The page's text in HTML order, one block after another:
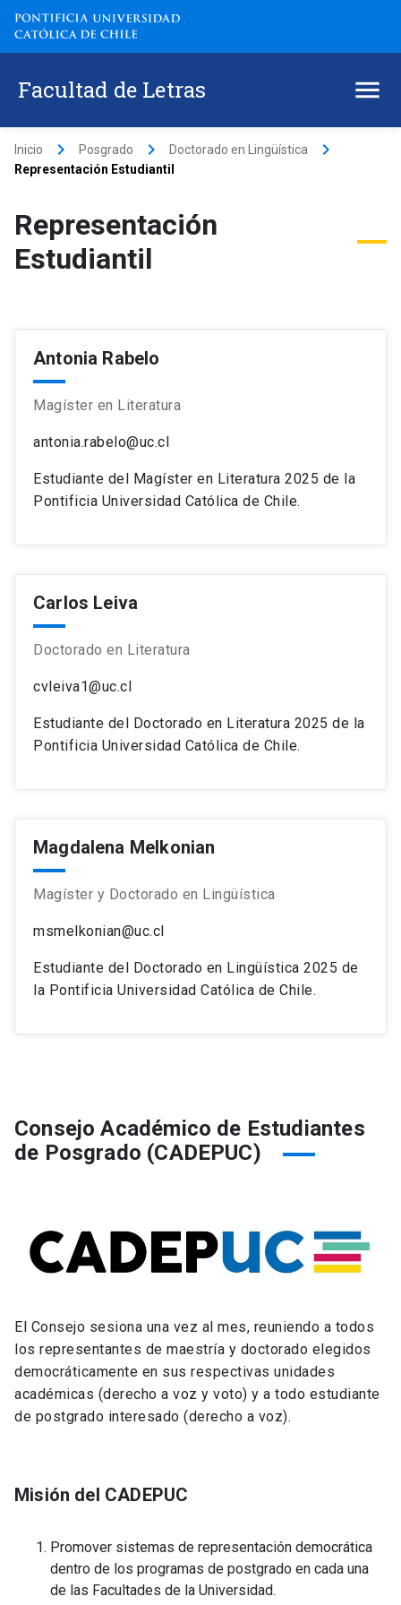
Facultad de Letras
Inicio keyboard_arrow_right Posgrado keyboard_arrow_right Doctorado en Lingüística keyboard_arrow_right
Representación Estudiantil
Representación
Estudiantil
Antonia Rabelo
Magíster en Literatura
antonia.rabelo@uc.cl
Estudiante del Magíster en Literatura 2025 de la
Pontificia Universidad Católica de Chile.
Carlos Leiva
Doctorado en Literatura
cvleiva1@uc.cl
Estudiante del Doctorado en Literatura 2025 de la
Pontificia Universidad Católica de Chile.
Magdalena Melkonian
Magíster y Doctorado en Lingüística
msmelkonian@uc.cl
Estudiante del Doctorado en Lingüística 2025 de
la Pontificia Universidad Católica de Chile.
Consejo Académico de Estudiantes
de Posgrado (CADEPUC)
El Consejo sesiona una vez al mes, reuniendo a todos
los representantes de maestría y doctorado elegidos
democráticamente en sus respectivas unidades
académicas (derecho a voz y voto) y a todo estudiante
de postgrado interesado (derecho a voz).
Misión del CADEPUC
Promover sistemas de representación democrática
dentro de los programas de postgrado en cada una
de las Facultades de la Universidad.